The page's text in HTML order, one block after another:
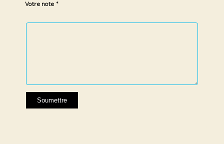
Votre note *
1 étoile
2 étoiles
3 étoiles
4 étoiles
5 étoiles